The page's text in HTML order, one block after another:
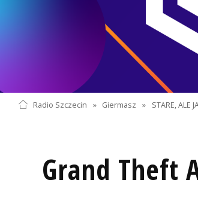
Radio Szczecin » Giermasz » STARE, ALE
Grand Theft